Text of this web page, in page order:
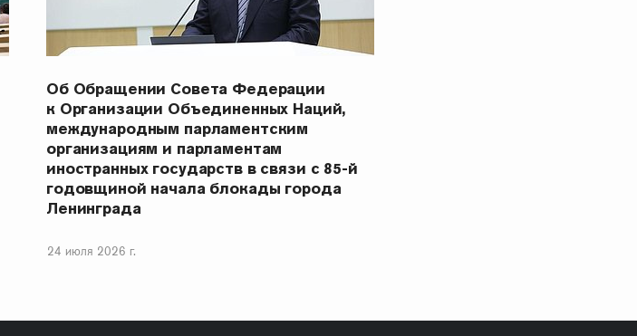
Об Обращении Совета Федерации
к Организации Объединенных Наций,
международным парламентским
организациям и парламентам
иностранных государств в связи с 85-й
годовщиной начала блокады города
Ленинграда
24 июля 2026 г.